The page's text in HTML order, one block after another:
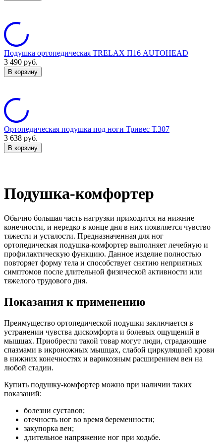
Подушка ортопедическая TRELAX П16 AUTOHEAD
3 490 руб.
В корзину
Ортопедическая подушка под ноги Тривес Т.307
3 638 руб.
В корзину
Подушка-комфортер
Обычно большая часть нагрузки приходится на нижние
конечности, и нередко в конце дня в них появляется чувство
тяжести и усталости. Предназначенная для ног
ортопедическая подушка-комфортер выполняет лечебную и
профилактическую функцию. Данное изделие полностью
повторяет форму тела и способствует снятию неприятных
симптомов после длительной физической активности или
тяжелого трудового дня.
Показания к применению
Преимущество ортопедической подушки заключается в
устранении чувства дискомфорта и болевых ощущений в
мышцах. Приобрести такой товар могут люди, страдающие
спазмами в икроножных мышцах, слабой циркуляцией крови
в нижних конечностях и варикозным расширением вен на
любой стадии.
Купить подушку-комфортер можно при наличии таких
показаний:
болезни суставов;
отечность ног во время беременности;
закупорка вен;
длительное напряжение ног при ходьбе.